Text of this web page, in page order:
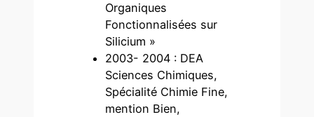
Organiques
Fonctionnalisées sur
Silicium »
2003- 2004 : DEA
Sciences Chimiques,
Spécialité Chimie Fine,
mention Bien,